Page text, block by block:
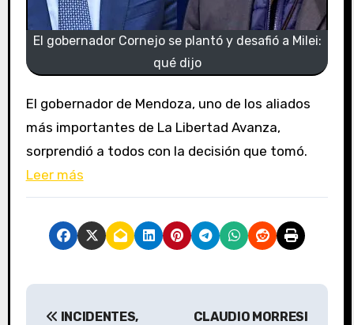
El gobernador Cornejo se plantó y desafió a Milei:
qué dijo
El gobernador de Mendoza, uno de los aliados
más importantes de La Libertad Avanza,
sorprendió a todos con la decisión que tomó.
Leer más
N
INCIDENTES,
CLAUDIO MORRESI